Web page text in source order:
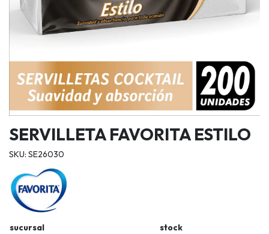
SERVILLETA FAVORITA ESTILO
SKU: SE26030
sucursal
stock